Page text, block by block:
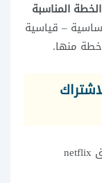
الخطة المناسبة
( أساسية – قياسية
منها.
تطبيق netflix